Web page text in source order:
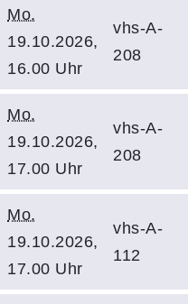
Mo.
19.10.2026,
16.00 Uhr
vhs-A-
208
Mo.
19.10.2026,
17.00 Uhr
vhs-A-
208
Mo.
19.10.2026,
17.00 Uhr
vhs-A-
112